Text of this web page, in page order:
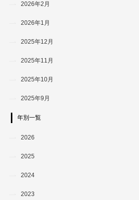
2026年2月
2026年1月
2025年12月
2025年11月
2025年10月
2025年9月
年別一覧
2026
2025
2024
2023